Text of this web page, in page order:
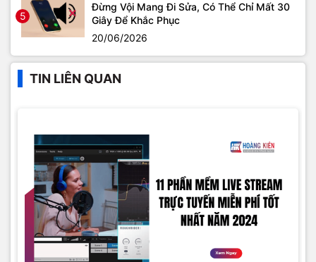
5
Đừng Vội Mang Đi Sửa, Có Thể Chỉ Mất 30
Giây Để Khắc Phục
20/06/2026
TIN LIÊN QUAN